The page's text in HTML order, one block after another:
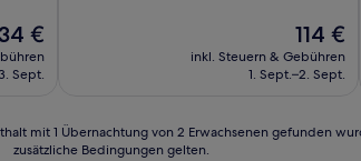
€
Sept.
Der
Preis
beträgt
114 €
inkl. Steuern & Gebühren
1. Sept.–2. Sept.
mit 1 Übernachtung von 2 Erwachsenen gefunden
zusätzliche Bedingungen gelten.